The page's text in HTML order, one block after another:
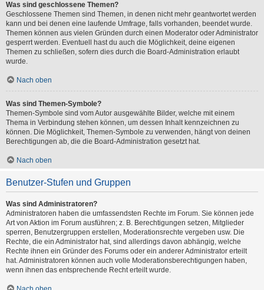
Was sind geschlossene Themen?
Geschlossene Themen sind Themen, in denen nicht mehr geantwortet werden
kann und bei denen eine laufende Umfrage, falls vorhanden, beendet wurde.
Themen können aus vielen Gründen durch einen Moderator oder Administrator
gesperrt werden. Eventuell hast du auch die Möglichkeit, deine eigenen
Themen zu schließen, sofern dies durch die Board-Administration erlaubt
wurde.
Nach oben
Was sind Themen-Symbole?
Themen-Symbole sind vom Autor ausgewählte Bilder, welche mit einem
Thema in Verbindung stehen können, um dessen Inhalt kennzeichnen zu
können. Die Möglichkeit, Themen-Symbole zu verwenden, hängt von deinen
Berechtigungen ab, die die Board-Administration gesetzt hat.
Nach oben
Benutzer-Stufen und Gruppen
Was sind Administratoren?
Administratoren haben die umfassendsten Rechte im Forum. Sie können jede
Art von Aktion im Forum ausführen; z. B. Berechtigungen setzen, Mitglieder
sperren, Benutzergruppen erstellen, Moderationsrechte vergeben usw. Die
Rechte, die ein Administrator hat, sind allerdings davon abhängig, welche
Rechte ihnen ein Gründer des Forums oder ein anderer Administrator erteilt
hat. Administratoren können auch volle Moderationsberechtigungen haben,
wenn ihnen das entsprechende Recht erteilt wurde.